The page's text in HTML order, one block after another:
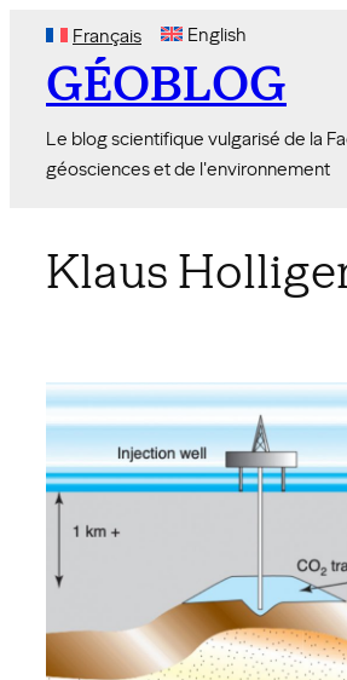
content
Français English
GÉOBLOG
Le blog scientifique vulgarisé de la
géosciences et de l'environnement
Klaus